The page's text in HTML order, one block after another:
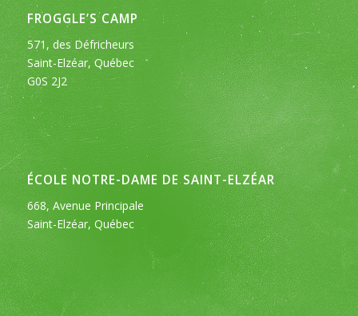
FROGGLE’S CAMP
571, des Défricheurs
Saint-Elzéar, Québec
G0S 2J2
ÉCOLE NOTRE-DAME DE SAINT-ELZÉAR
668, Avenue Principale
Saint-Elzéar, Québec